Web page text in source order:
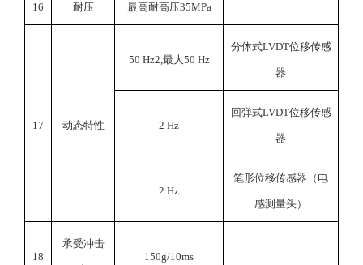
16 耐压 最高耐高压35MPa
17 动态特性
50 Hz2,最大50 Hz
分体式LVDT位移传感
器
2 Hz
回弹式LVDT位移传感
器
2 Hz
笔形位移传感器（电
感测量头）
18
承受冲击
150g/10ms